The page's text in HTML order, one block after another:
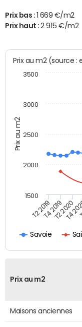
Prix bas :
1 669 €/m2
Prix haut :2 915 €/m2
Prix au m2
Prix au m2
Savoie
T2 2019T4 2019T2 2020
T4
1500
2000
2500
3000
3500
Prix au m2
Maisons anciennes